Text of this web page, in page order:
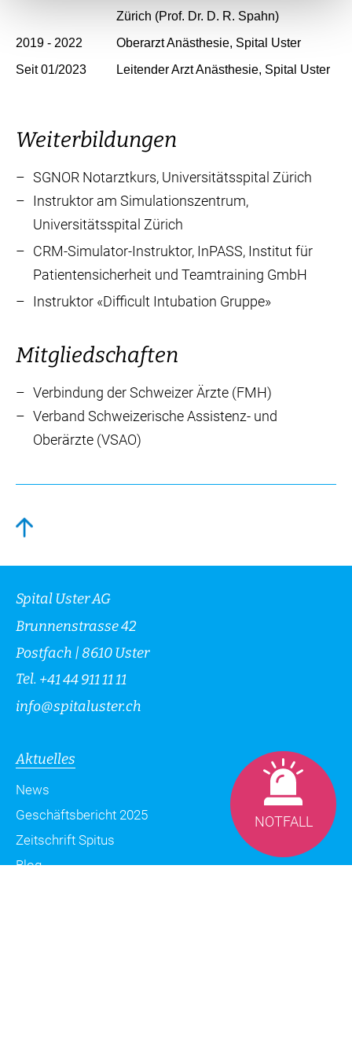
Zürich (Prof. Dr. D. R. Spahn)
2019 - 2022
Oberarzt Anästhesie, Spital Uster
Seit 01/2023
Leitender Arzt Anästhesie, Spital Uster
Weiterbildungen
SGNOR Notarztkurs, Universitätsspital Zürich
Instruktor am Simulationszentrum,
Universitätsspital Zürich
CRM-Simulator-Instruktor, InPASS, Institut für
Patientensicherheit und Teamtraining GmbH
Instruktor «Difficult Intubation Gruppe»
Mitgliedschaften
Verbindung der Schweizer Ärzte (FMH)
Verband Schweizerische Assistenz- und
Oberärzte (VSAO)
NOTFALL
Spital Uster AG
Brunnenstrasse 42
Postfach | 8610 Uster
Tel. +41 44 911 11 11
info@spitaluster.ch
Aktuelles
News
Geschäftsbericht 2025
Zeitschrift Spitus
Blog